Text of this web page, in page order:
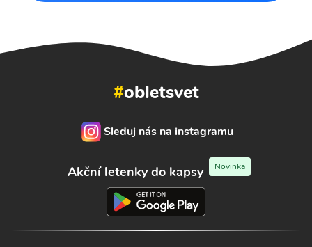
#obletsvet
Sleduj nás na instagramu
Akční letenky do kapsy Novinka